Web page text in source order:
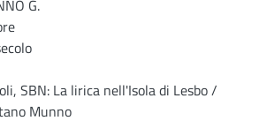
G.
SBN: La lirica nell'Isola di Lesbo /
Munno